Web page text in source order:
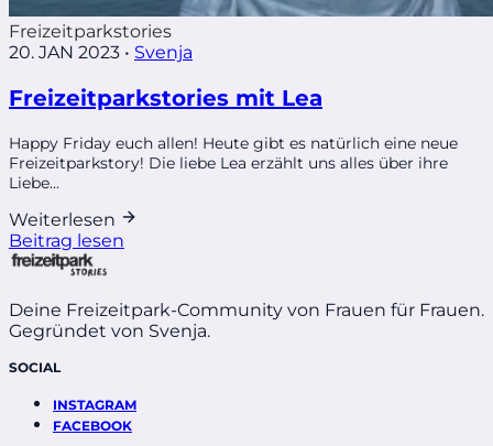
Freizeitparkstories
20. JAN 2023 • Svenja
Freizeitparkstories mit Lea
Happy Friday euch allen! Heute gibt es natürlich eine neue
Freizeitparkstory! Die liebe Lea erzählt uns alles über ihre
Liebe...
Weiterlesen
Beitrag lesen
Deine Freizeitpark-Community von Frauen für Frauen.
Gegründet von Svenja.
SOCIAL
INSTAGRAM
FACEBOOK